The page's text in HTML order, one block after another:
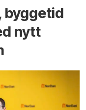
byggetid
nytt